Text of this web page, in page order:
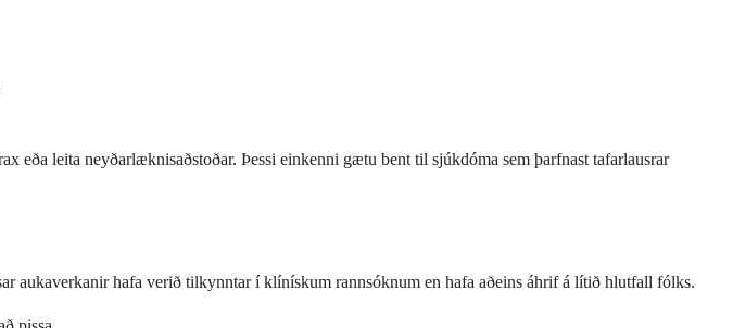
leita neyðarlæknisaðstoðar. Þessi einkenni gætu bent til sjúkdóma sem þarfnast tafarlausrar
aukaverkanir hafa verið tilkynntar í klínískum rannsóknum en hafa aðeins áhrif á lítið hlutfall fólks.